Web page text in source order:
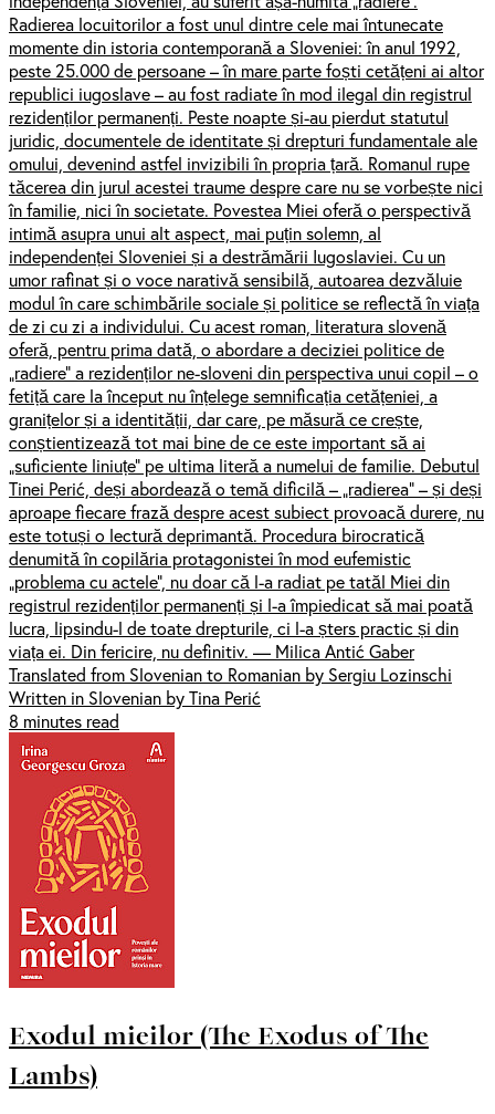
Radierea locuitorilor a fost unul dintre cele mai întunecate
momente din istoria contemporană a Sloveniei: în anul 1992,
peste 25.000 de persoane – în mare parte foști cetățeni ai altor
republici iugoslave – au fost radiate în mod ilegal din registrul
rezidenților permanenți. Peste noapte și-au pierdut statutul
juridic, documentele de identitate și drepturi fundamentale ale
omului, devenind astfel invizibili în propria țară. Romanul rupe
tăcerea din jurul acestei traume despre care nu se vorbește nici
în familie, nici în societate. Povestea Miei oferă o perspectivă
intimă asupra unui alt aspect, mai puțin solemn, al
independenței Sloveniei și a destrămării Iugoslaviei. Cu un
umor rafinat și o voce narativă sensibilă, autoarea dezvăluie
modul în care schimbările sociale și politice se reflectă în viața
de zi cu zi a individului. Cu acest roman, literatura slovenă
oferă, pentru prima dată, o abordare a deciziei politice de
„radiere” a rezidenților ne-sloveni din perspectiva unui copil – o
fetiță care la început nu înțelege semnificația cetățeniei, a
granițelor și a identității, dar care, pe măsură ce crește,
conștientizează tot mai bine de ce este important să ai
„suficiente liniuțe” pe ultima literă a numelui de familie. Debutul
Tinei Perić, deși abordează o temă dificilă – „radierea” – și deși
aproape fiecare frază despre acest subiect provoacă durere, nu
este totuși o lectură deprimantă. Procedura birocratică
denumită în copilăria protagonistei în mod eufemistic
„problema cu actele”, nu doar că l-a radiat pe tatăl Miei din
registrul rezidenților permanenți și l-a împiedicat să mai poată
lucra, lipsindu-l de toate drepturile, ci l-a șters practic și din
viața ei. Din fericire, nu definitiv. — Milica Antić Gaber
Translated from Slovenian to Romanian by Sergiu Lozinschi
Written in Slovenian by Tina Perić
8 minutes read
Exodul mieilor (The Exodus of The
Lambs)